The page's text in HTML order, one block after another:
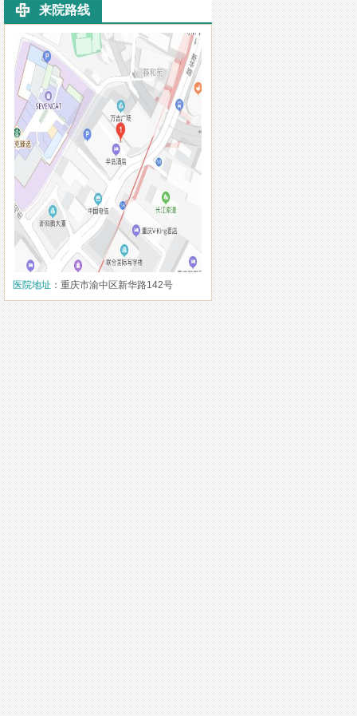
来院路线
医院地址 ：重庆市渝中区新华路142号